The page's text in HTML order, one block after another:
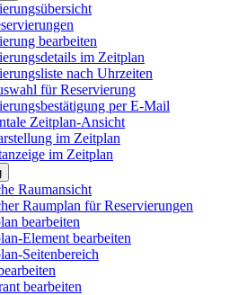
bearbeiten
im Zeitplan
nach Uhrzeiten
für Reservierung
per E-Mail
Zeitplan-Ansicht
im Zeitplan
im Zeitplan
Raumansicht
Raumplan für Reservierungen
bearbeiten
Element bearbeiten
Seitenbereich
bearbeiten